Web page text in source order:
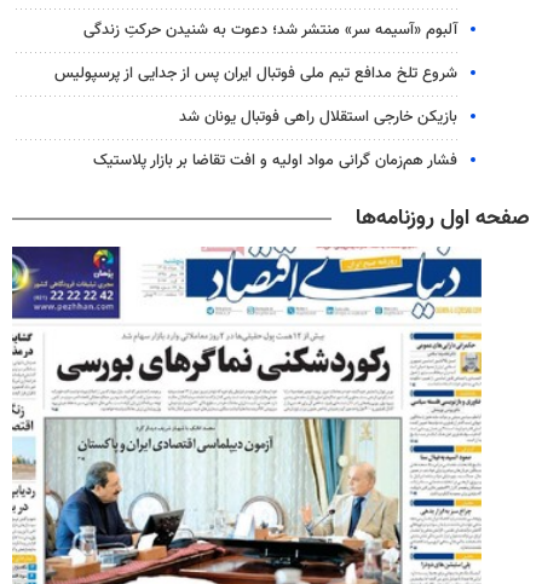
آلبوم «آسیمه سر» منتشر شد؛ دعوت به شنیدن حرکتِ زندگی
شروع تلخ مدافع تیم ملی فوتبال ایران پس از جدایی از پرسپولیس
بازیکن خارجی استقلال راهی فوتبال یونان شد
فشار هم‌زمان گرانی مواد اولیه و افت تقاضا بر بازار پلاستیک
صفحه اول روزنامه‌ها